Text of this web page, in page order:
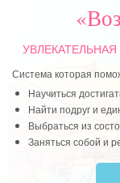
УВЛЕКАТЕЛЬНАЯ
Система которая
Научиться
Найти подруг и
Выбраться из
Заняться собой и